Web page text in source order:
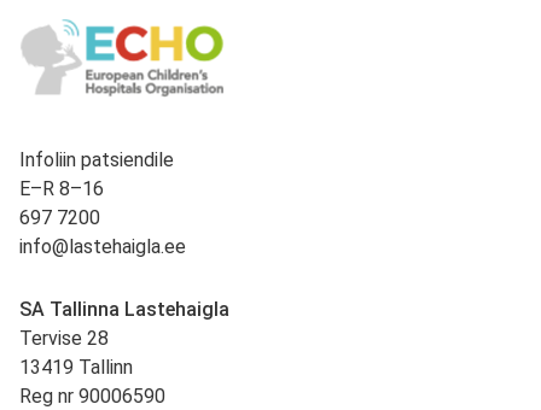
Infoliin patsiendile
E–R 8–16
697 7200
info@lastehaigla.ee
SA Tallinna Lastehaigla
Tervise 28
13419 Tallinn
Reg nr 90006590